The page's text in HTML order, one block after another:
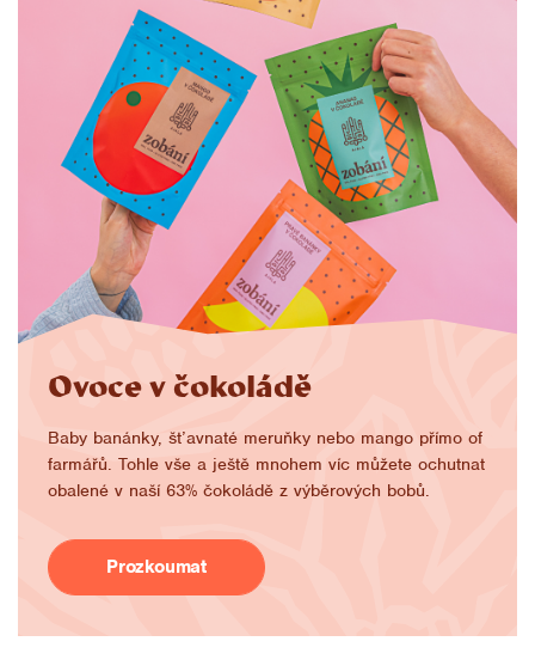
Ovoce v čokoládě
Baby banánky, šťavnaté meruňky nebo mango přímo of
farmářů. Tohle vše a ještě mnohem víc můžete ochutnat
obalené v naší 63% čokoládě z výběrových bobů.
Prozkoumat